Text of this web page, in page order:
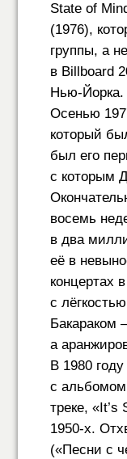
State of
(1976),
группы, а
в Billboard
Нью-Йорка.
Осенью
который
был его
с которым
восемь
в два
её в
концертах
с
Бакараком
а
В 1980
с
треке,
1950-х.
(«Песни с